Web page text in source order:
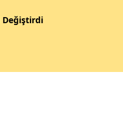
Değiştirdi